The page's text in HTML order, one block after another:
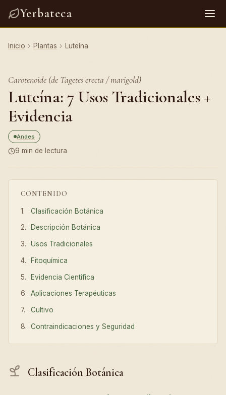
Yerbateca
Inicio › Plantas › Luteína
Carotenoide (de Tagetes erecta / marigold)
Luteína: 7 Usos Tradicionales +
Evidencia
Andes
9 min de lectura
CONTENIDO
Clasificación Botánica
Descripción Botánica
Usos Tradicionales
Fitoquímica
Evidencia Científica
Aplicaciones Terapéuticas
Cultivo
Contraindicaciones y Seguridad
Clasificación Botánica